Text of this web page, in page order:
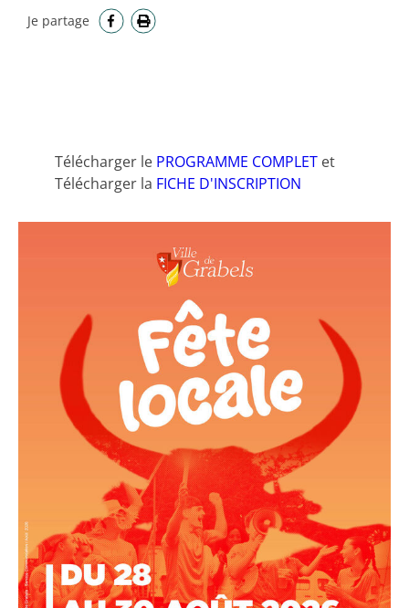
Je partage Facebook
Imprimer
Télécharger le PROGRAMME COMPLET et
Télécharger la FICHE D'INSCRIPTION